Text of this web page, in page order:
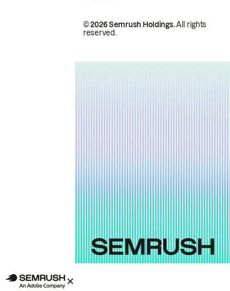
© 2026 Semrush Holdings.All rights
reserved.